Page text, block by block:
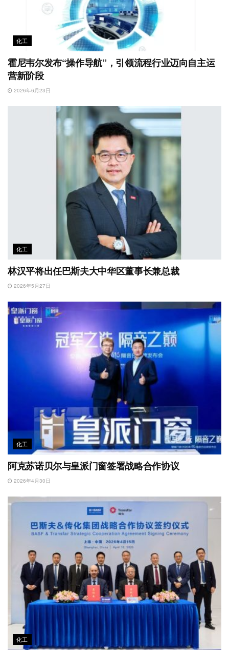
化工
霍尼韦尔发布“操作导航”，引领流程行业迈向自主运
营新阶段
2026年6月23日
化工
林汉平将出任巴斯夫大中华区董事长兼总裁
2026年5月27日
化工
阿克苏诺贝尔与皇派门窗签署战略合作协议
2026年4月30日
化工